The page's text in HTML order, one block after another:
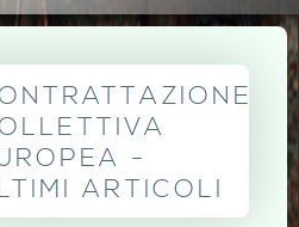
-
ARTICOLI